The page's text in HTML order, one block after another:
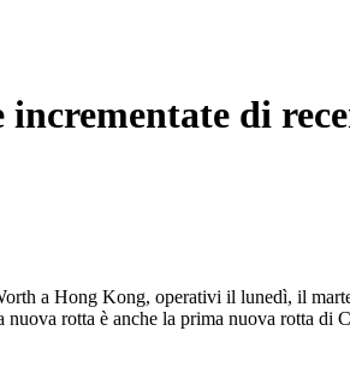
di
a Hong Kong, operativi il lunedì, il
rotta è anche la prima nuova rotta